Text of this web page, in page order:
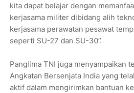
kita dapat belajar dengan
kerjasama militer dibidang alih
kerjasama perawatan pesawat
seperti SU-27 dan SU-30”.
Panglima TNI juga menyampaikan
Angkatan Bersenjata India yang
aktif dalam mengirimkan bantuan